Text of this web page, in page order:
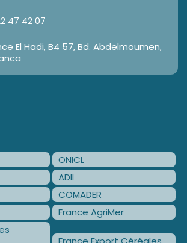
47 42 07
El Hadi, B4 57, Bd. Abdelmoumen,
ONICL
ADII
COMADER
France AgriMer